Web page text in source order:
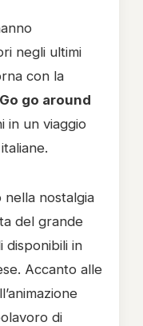
negli ultimi
con la
go around
in un viaggio
nostalgia
del grande
disponibili in
Accanto alle
di